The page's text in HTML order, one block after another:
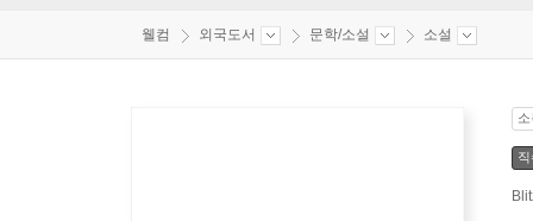
웰컴 외국도서 문학/소설 소설